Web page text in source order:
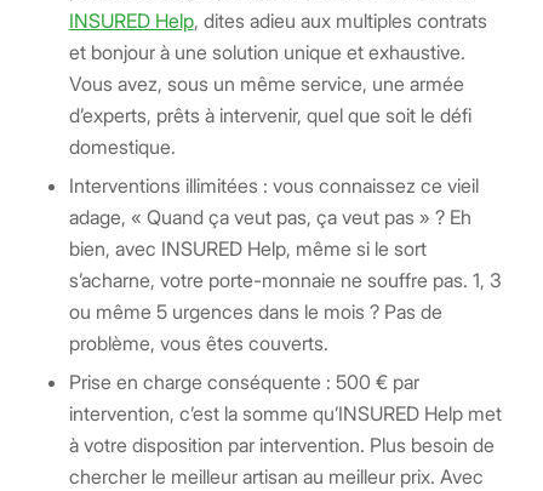
INSURED Help, dites adieu aux multiples contrats
et bonjour à une solution unique et exhaustive.
Vous avez, sous un même service, une armée
d’experts, prêts à intervenir, quel que soit le défi
domestique.
Interventions illimitées : vous connaissez ce vieil
adage, « Quand ça veut pas, ça veut pas » ? Eh
bien, avec INSURED Help, même si le sort
s’acharne, votre porte-monnaie ne souffre pas. 1, 3
ou même 5 urgences dans le mois ? Pas de
problème, vous êtes couverts.
Prise ​​en charge conséquente : 500 € par
intervention, c’est la somme qu’INSURED Help met
à votre disposition par intervention. Plus besoin de
chercher le meilleur artisan au meilleur prix. Avec